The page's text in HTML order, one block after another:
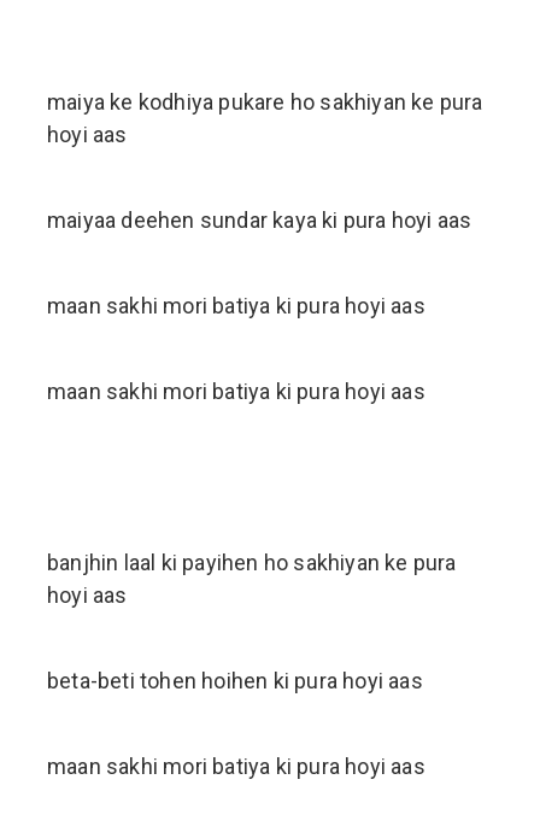
maiya ke kodhiya pukare ho sakhiyan ke pura
hoyi aas
maiyaa deehen sundar kaya ki pura hoyi aas
maan sakhi mori batiya ki pura hoyi aas
maan sakhi mori batiya ki pura hoyi aas
banjhin laal ki payihen ho sakhiyan ke pura
hoyi aas
beta-beti tohen hoihen ki pura hoyi aas
maan sakhi mori batiya ki pura hoyi aas